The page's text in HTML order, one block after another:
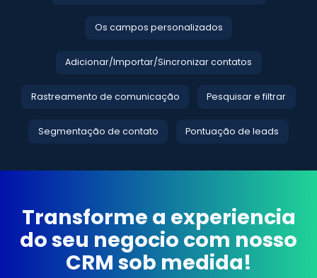
Os campos personalizados
Adicionar/Importar/Sincronizar contatos
Rastreamento de comunicação Pesquisar e filtrar
Segmentação de contato Pontuação de leads
Transforme a experiencia
do seu negocio com nosso
CRM sob medida!